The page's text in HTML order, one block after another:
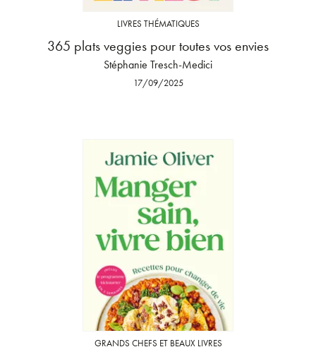
LIVRES THÉMATIQUES
365 plats veggies pour toutes vos envies
Stéphanie Tresch-Medici
17/09/2025
GRANDS CHEFS ET BEAUX LIVRES